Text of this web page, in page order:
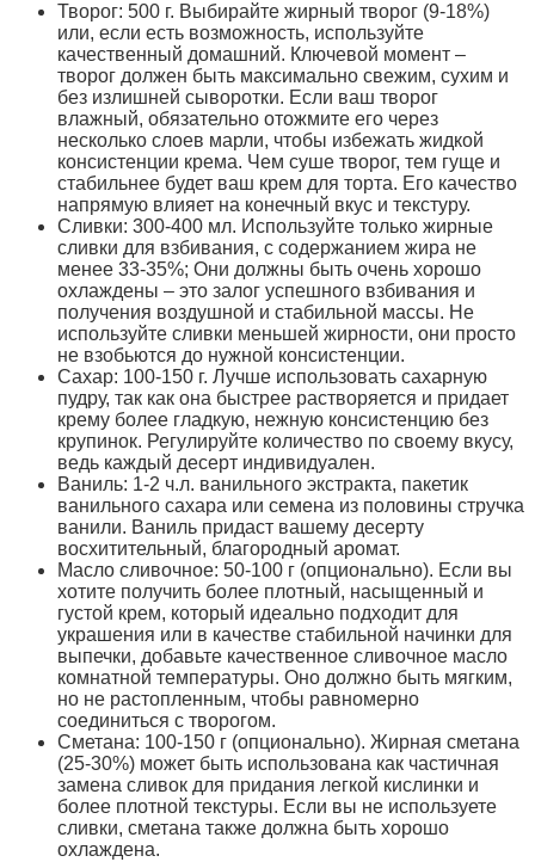
Творог: 500 г. Выбирайте жирный творог (9-18%)
или, если есть возможность, используйте
качественный домашний. Ключевой момент –
творог должен быть максимально свежим, сухим и
без излишней сыворотки. Если ваш творог
влажный, обязательно отожмите его через
несколько слоев марли, чтобы избежать жидкой
консистенции крема. Чем суше творог, тем гуще и
стабильнее будет ваш крем для торта. Его качество
напрямую влияет на конечный вкус и текстуру.
Сливки: 300-400 мл. Используйте только жирные
сливки для взбивания, с содержанием жира не
менее 33-35%; Они должны быть очень хорошо
охлаждены – это залог успешного взбивания и
получения воздушной и стабильной массы. Не
используйте сливки меньшей жирности, они просто
не взобьются до нужной консистенции.
Сахар: 100-150 г. Лучше использовать сахарную
пудру, так как она быстрее растворяется и придает
крему более гладкую, нежную консистенцию без
крупинок. Регулируйте количество по своему вкусу,
ведь каждый десерт индивидуален.
Ваниль: 1-2 ч.л. ванильного экстракта, пакетик
ванильного сахара или семена из половины стручка
ванили. Ваниль придаст вашему десерту
восхитительный, благородный аромат.
Масло сливочное: 50-100 г (опционально). Если вы
хотите получить более плотный, насыщенный и
густой крем, который идеально подходит для
украшения или в качестве стабильной начинки для
выпечки, добавьте качественное сливочное масло
комнатной температуры. Оно должно быть мягким,
но не растопленным, чтобы равномерно
соединиться с творогом.
Сметана: 100-150 г (опционально). Жирная сметана
(25-30%) может быть использована как частичная
замена сливок для придания легкой кислинки и
более плотной текстуры. Если вы не используете
сливки, сметана также должна быть хорошо
охлаждена.